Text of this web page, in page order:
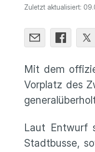
Zuletzt aktualisiert:
Mit dem
Vorplatz des
Laut Entwurf
Stadtbusse,